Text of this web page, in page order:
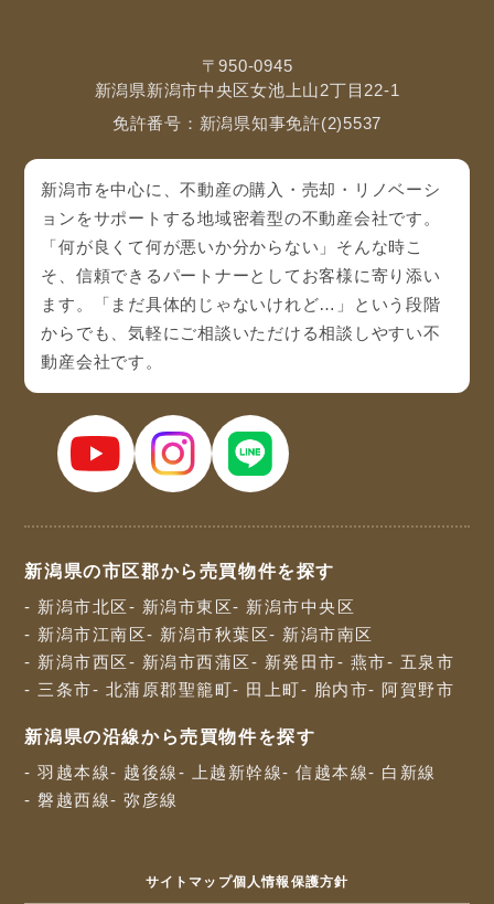
〒950-0945
新潟県新潟市中央区女池上山2丁目22-1
免許番号：新潟県知事免許(2)5537
新潟市を中心に、不動産の購入・売却・リノベーシ
ョンをサポートする地域密着型の不動産会社です。
「何が良くて何が悪いか分からない」そんな時こ
そ、信頼できるパートナーとしてお客様に寄り添い
ます。「まだ具体的じゃないけれど…」という段階
からでも、気軽にご相談いただける相談しやすい不
動産会社です。
新潟県の市区郡から売買物件を探す
- 新潟市北区 - 新潟市東区- 新潟市中央区
- 新潟市江南区- 新潟市秋葉区- 新潟市南区
- 新潟市西区 - 新潟市西蒲区 - 新発田市- 燕市- 五泉市
- 三条市- 北蒲原郡聖籠町- 田上町- 胎内市- 阿賀野市
新潟県の沿線から売買物件を探す
- 羽越本線- 越後線- 上越新幹線- 信越本線- 白新線
- 磐越西線- 弥彦線
サイトマップ個人情報保護方針